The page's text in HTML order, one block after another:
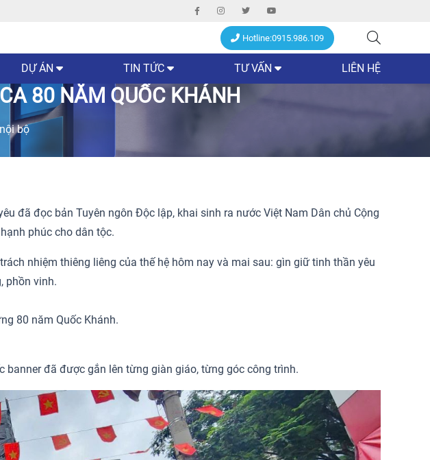
Hotline:0915.986.109
DỰ ÁN TIN TỨC TƯ VẤN LIÊN HỆ
80 NĂM QUỐC KHÁNH
bộ
đã đọc bản Tuyên ngôn Độc lập, khai sinh ra nước Việt Nam Dân chủ Cộng
phúc cho dân tộc.
nhiệm thiêng liêng của thế hệ hôm nay và mai sau: gìn giữ tinh thần yêu
phồn vinh.
80 năm Quốc Khánh.
banner đã được gắn lên từng giàn giáo, từng góc công trình.